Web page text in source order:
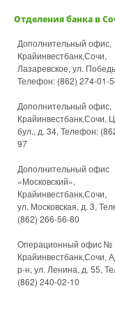
Отделения банка в
Дополнительный офис,
Крайинвестбанк,Сочи,
Лазаревское, ул.
Телефон: (862) 274-01-
Дополнительный офис,
Крайинвестбанк,Сочи,
бул., д. 34, Телефон:
97
Дополнительный офис
«Московский»,
Крайинвестбанк,Сочи,
ул. Московская, д. 3,
(862) 266-56-80
Операционный офис №
Крайинвестбанк,Сочи,
р-н, ул. Ленина, д. 55,
(862) 240-02-10